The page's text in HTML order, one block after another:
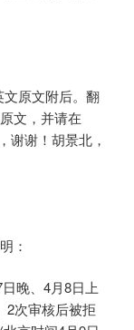
原文附后。翻
文，并请在
谢谢！胡景北，
：
晚、4月8日上
2次审核后被拒